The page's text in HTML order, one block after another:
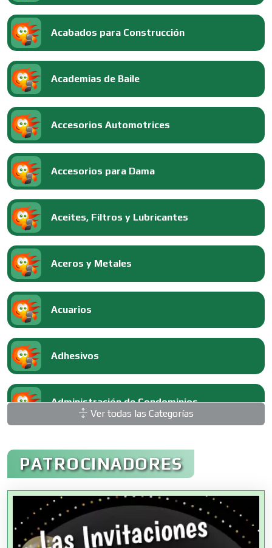
Acabados para Construcción
Academias de Baile
Accesorios Automotrices
Accesorios para Dama
Aceites, Filtros y Lubricantes
Aceros y Metales
Acuarios
Adhesivos
Administración de Condominios
Administración de Empresas
Agencias Aduanales
Agencias de Autos
Ver todas las Categorías
PATROCINADORES